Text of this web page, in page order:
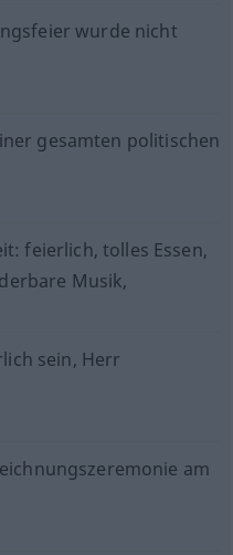
wurde nicht
gesamten politischen
feierlich, tolles Essen,
Musik,
sein, Herr
am